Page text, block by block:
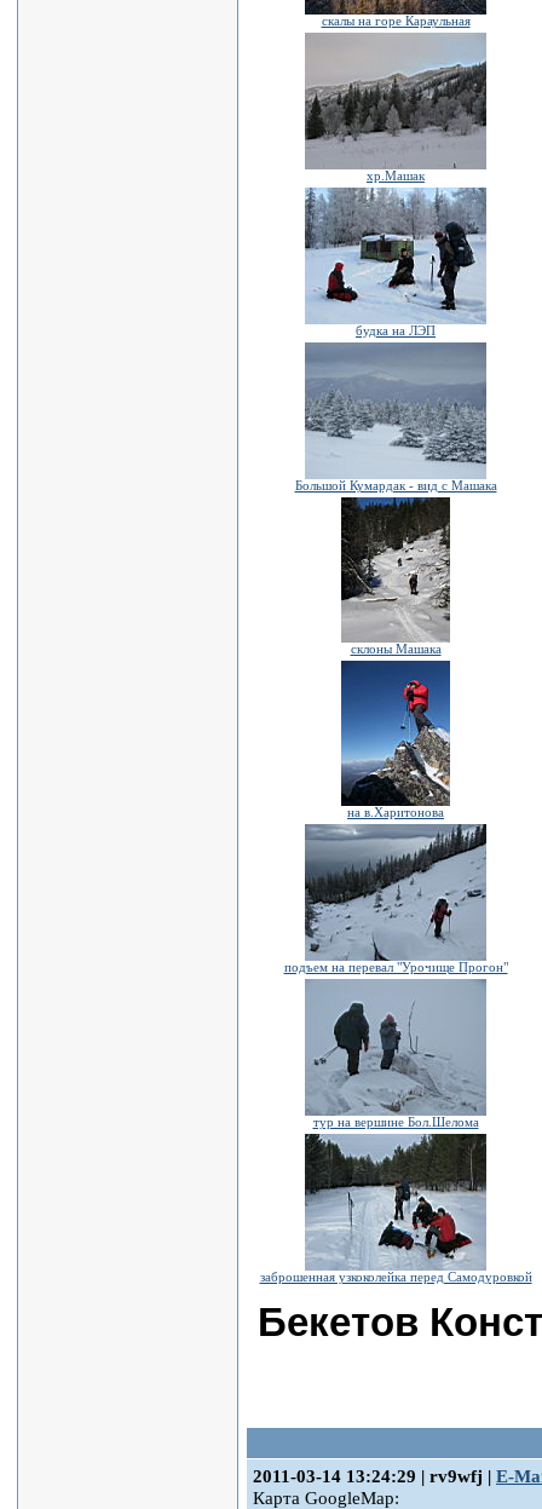
скалы на горе Караульная
хр.Машак
будка на ЛЭП
Большой Кумардак - вид с Машака
склоны Машака
на в.Харитонова
подъем на перевал "Урочище Прогон"
тур на вершине Бол.Шелома
заброшенная узкоколейка перед Самодуровкой
Бекетов
2011-03-14 13:24:29 | rv9wfj | E-
Карта GoogleMap: